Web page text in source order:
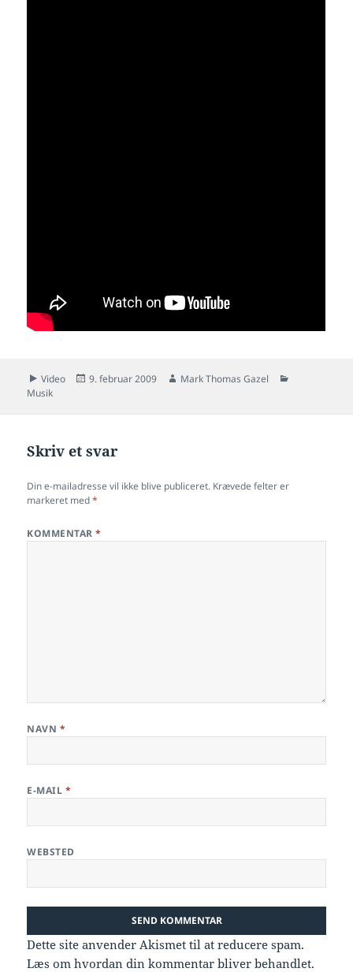
Format
Video
Udgivet
9. februar 2009 Forfatter
Mark Thomas Gazel
Musik
Skriv et svar
Din e-mailadresse vil ikke blive publiceret. Krævede felter er
markeret med*
KOMMENTAR*
NAVN *
E-MAIL *
WEBSTED
Dette site anvender Akismet til at reducere spam.
Læs om hvordan din kommentar bliver behandlet.